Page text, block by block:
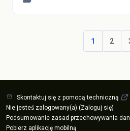
1
(aktualne)
2
Skontaktuj się z pomocą techniczną
Nie jesteś zalogowany(a) (Zaloguj się)
Podsumowanie zasad przechowywania
Pobierz aplikację mobilną